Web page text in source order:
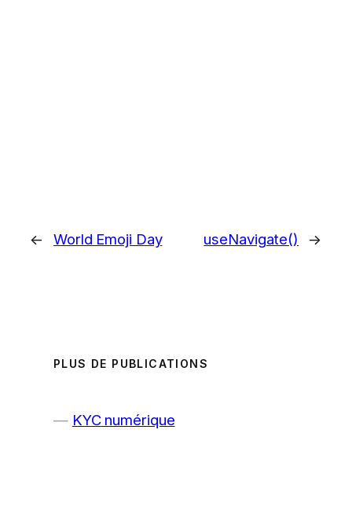
← World Emoji Day useNavigate() →
PLUS DE PUBLICATIONS
KYC numérique